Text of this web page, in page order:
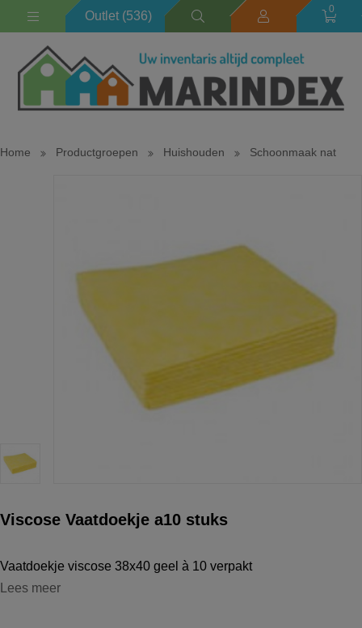
Outlet (536) 0
Home Productgroepen Huishouden Schoonmaak nat
Viscose Vaatdoekje a10 stuks
Vaatdoekje viscose 38x40 geel à 10 verpakt
Lees meer